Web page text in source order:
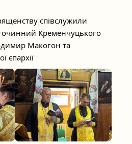
Кременчуцького
Макогон та
єпархії